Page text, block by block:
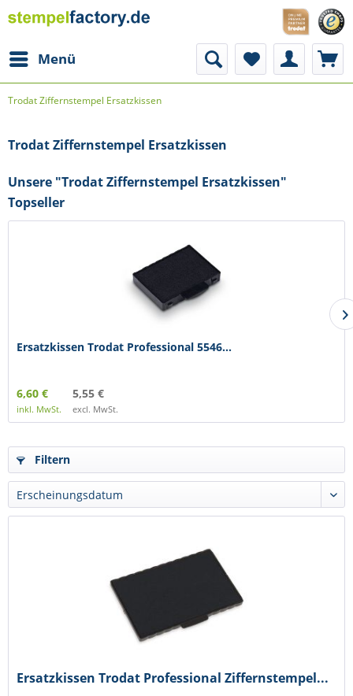
Menü
Trodat Ziffernstempel Ersatzkissen
Trodat Ziffernstempel Ersatzkissen
Unsere "Trodat Ziffernstempel Ersatzkissen"
Topseller
Ersatzkissen Trodat Professional 5546...
6,60 €
inkl. MwSt.
5,55 €
excl. MwSt.
Filtern
Ersatzkissen Trodat Professional Ziffernstempel...